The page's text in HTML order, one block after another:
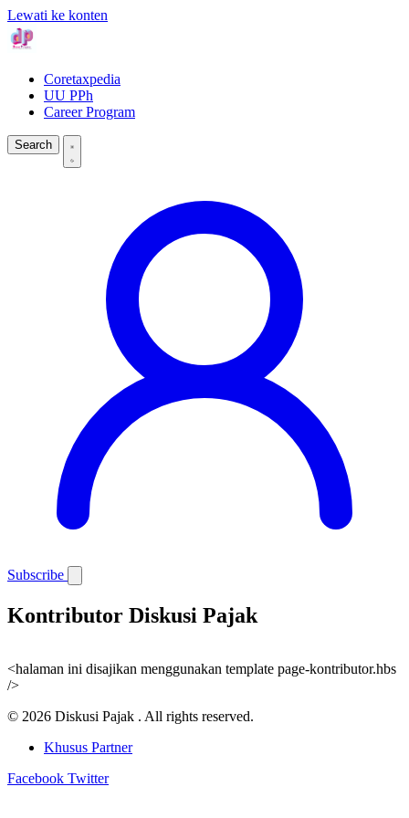
Lewati ke konten
Coretaxpedia
UU PPh
Career Program
Search
Subscribe
Kontributor Diskusi Pajak
<halaman ini disajikan menggunakan template page-kontributor.hbs
/>
© 2026 Diskusi Pajak . All rights reserved.
Khusus Partner
Facebook Twitter